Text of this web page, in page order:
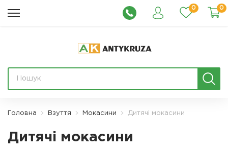
0 0
Головна Взуття Мокасини Дитячі мокасини
Дитячі мокасини